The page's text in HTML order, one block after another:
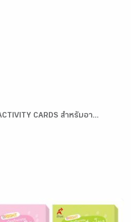
CARDS สำหรับอา...